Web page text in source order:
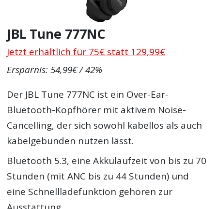
JBL Tune 777NC
Jetzt erhältlich für 75€ statt 129,99€
Ersparnis: 54,99€ / 42%
Der JBL Tune 777NC ist ein Over-Ear-
Bluetooth-Kopfhörer mit aktivem Noise-
Cancelling, der sich sowohl kabellos als auch
kabelgebunden nutzen lässt.
Bluetooth 5.3, eine Akkulaufzeit von bis zu 70
Stunden (mit ANC bis zu 44 Stunden) und
eine Schnellladefunktion gehören zur